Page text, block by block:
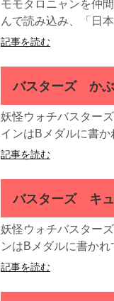
モモタロニャンを仲
んで読み込み、「日
記事を読む
バスターズ か
妖怪ウォチバスター
インはBメダルに書
記事を読む
バスターズ キ
妖怪ウォチバスター
ンはBメダルに書か
記事を読む